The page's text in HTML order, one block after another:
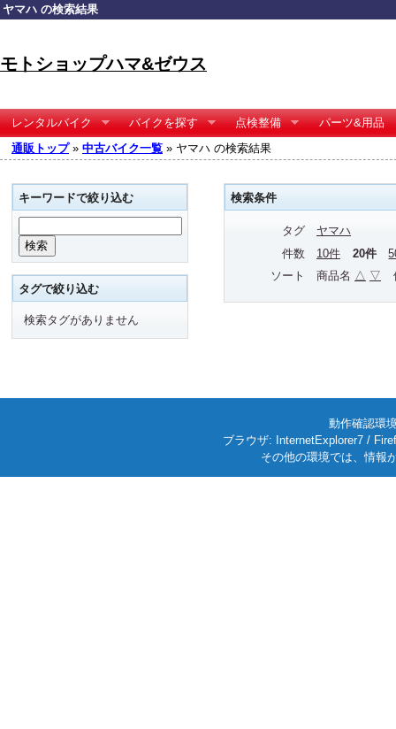
ヤマハ の検索結果
モトショップハマ&ゼウス
レンタルバイク バイクを探す 点検整備
パーツ&用品
通販トップ» 中古バイク一覧 » ヤマハ の検索結果
検索条件
タグ
ヤマハ
件数
10件 20件
ソート
商品名 △ ▽
キーワードで絞り込む
タグで絞り込む
検索タグがありません
動作確認環
ブラウザ: InternetExplorer7 /
その他の環境では、情報